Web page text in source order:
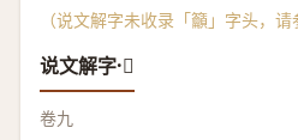
（说文解字未收录「籲」字头，
说文解字·𥸤
卷九